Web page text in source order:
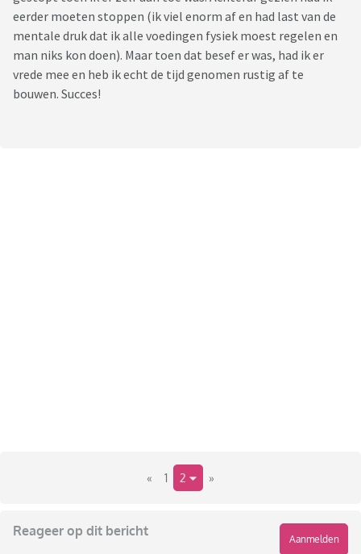
eerder moeten stoppen (ik viel enorm af en had last van de
mentale druk dat ik alle voedingen fysiek moest regelen en
man niks kon doen). Maar toen dat besef er was, had ik er
vrede mee en heb ik echt de tijd genomen rustig af te
bouwen. Succes!
« 1 2 »
Reageer op dit bericht
Aanmelden